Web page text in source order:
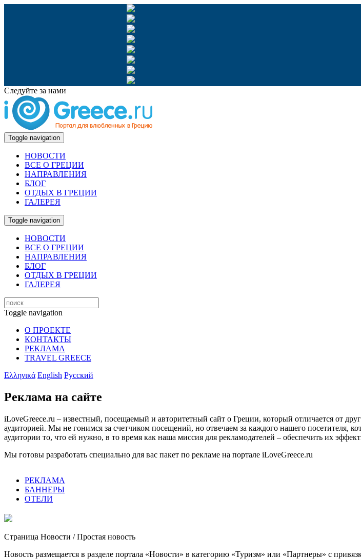
Следуйте за нами
Toggle navigation
НОВОСТИ
ВСЕ О ГРЕЦИИ
НАПРАВЛЕНИЯ
БЛОГ
ОТДЫХ В ГРЕЦИИ
ГАЛЕРЕЯ
Toggle navigation
НОВОСТИ
ВСЕ О ГРЕЦИИ
НАПРАВЛЕНИЯ
БЛОГ
ОТДЫХ В ГРЕЦИИ
ГАЛЕРЕЯ
Toggle navigation
О ПРОЕКТЕ
КОНТАКТЫ
РЕКЛАМА
TRAVEL GREECE
Ελληνικά English Русский
Реклама на сайте
iLoveGreece.ru – известный, посещаемый и авторитетный сайт о Греции, который отличается от
аудиторией. Мы не гонимся за счетчиком посещений, но отвечаем за каждого нашего посетителя,
аудитории то, что ей нужно, в то время как наша миссия для рекламодателей – обеспечить их
Мы готовы разработать специально для вас пакет по рекламе на портале iLoveGreece.ru
РЕКЛАМА
БАННЕРЫ
ОТЕЛИ
Страница Новости / Простая новость
Новость размещается в разделе портала «Новости» в категорию «Туризм» или «Партнеры» с